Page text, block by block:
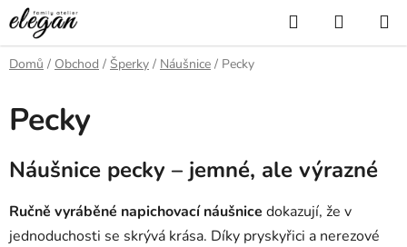
Přejít
na
obsah
Hledat
KOŠÍK
Domů / Obchod / Šperky / Náušnice / Pecky
Pecky
Náušnice pecky – jemné, ale výrazné
Ručně vyráběné napichovací náušnice dokazují, že v
jednoduchosti se skrývá krása. Díky pryskyřici a nerezové